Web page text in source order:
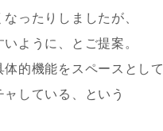
ったりしましたが、
ように、とご提案。
的機能をスペースとして
している、という